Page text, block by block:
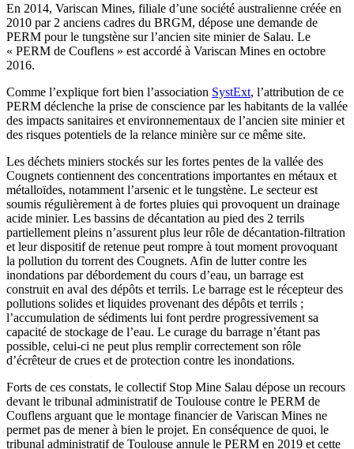
En 2014, Variscan Mines, filiale d’une société australienne créée en
2010 par 2 anciens cadres du BRGM, dépose une demande de
PERM pour le tungstène sur l’ancien site minier de Salau. Le
« PERM de Couflens » est accordé à Variscan Mines en octobre
2016.
Comme l’explique fort bien l’association SystExt, l’attribution de ce
PERM déclenche la prise de conscience par les habitants de la vallée
des impacts sanitaires et environnementaux de l’ancien site minier et
des risques potentiels de la relance minière sur ce même site.
Les déchets miniers stockés sur les fortes pentes de la vallée des
Cougnets contiennent des concentrations importantes en métaux et
métalloïdes, notamment l’arsenic et le tungstène. Le secteur est
soumis régulièrement à de fortes pluies qui provoquent un drainage
acide minier. Les bassins de décantation au pied des 2 terrils
partiellement pleins n’assurent plus leur rôle de décantation-filtration
et leur dispositif de retenue peut rompre à tout moment provoquant
la pollution du torrent des Cougnets. Afin de lutter contre les
inondations par débordement du cours d’eau, un barrage est
construit en aval des dépôts et terrils. Le barrage est le récepteur des
pollutions solides et liquides provenant des dépôts et terrils ;
l’accumulation de sédiments lui font perdre progressivement sa
capacité de stockage de l’eau. Le curage du barrage n’étant pas
possible, celui-ci ne peut plus remplir correctement son rôle
d’écrêteur de crues et de protection contre les inondations.
Forts de ces constats, le collectif Stop Mine Salau dépose un recours
devant le tribunal administratif de Toulouse contre le PERM de
Couflens arguant que le montage financier de Variscan Mines ne
permet pas de mener à bien le projet. En conséquence de quoi, le
tribunal administratif de Toulouse annule le PERM en 2019 et cette